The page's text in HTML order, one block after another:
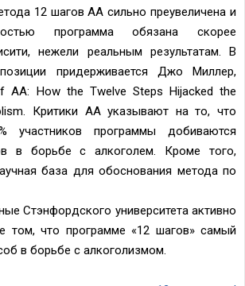
12 шагов АА сильно преувеличена и
программа обязана скорее
нежели реальным результатам. В
придерживается Джо Миллер,
AA: How the Twelve Steps Hijacked the
Критики АА указывают на то, что
программы добиваются
в борьбе с алкоголем. Кроме того,
база для обоснования метода по
Стэнфордского университета активно
том, что программе «12 шагов» самый
в борьбе с алкоголизмом.